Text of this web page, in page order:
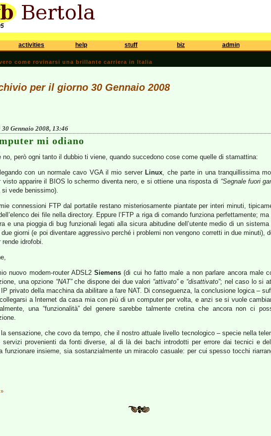
activities help stuff biz admin
come rovinarsi una brillante carriera in Italia
per il giorno 30 Gennaio 2008
Gennaio 2008, 13:46
mi odiano
no, però ogni tanto il dubbio ti viene, quando succedono cose come quelle di stamattina:
con un normale cavo VGA il mio server Linux, che parte in una tranquillissima
visto apparire il BIOS lo schermo diventa nero, e si ottiene una risposta di “Segnale fuori
si vede benissimo).
connessioni FTP dal portatile restano misteriosamente piantate per interi minuti,
dei file nella directory. Eppure l’FTP a riga di comando funziona perfettamente;
e una pioggia di bug funzionali legati alla sicura abitudine dell’utente medio di un
giorni (e poi diventare aggressivo perché i problemi non vengono corretti in due minuti),
rende idrofobi.
nuovo modem-router ADSL2Siemens (di cui ho fatto male a non parlare ancora male
una opzione “NAT”che dispone dei due valori “attivato”e “disattivato”; nel caso lo si
IP privato della macchina da abilitare a fare NAT. Di conseguenza, la conclusione logica –
a Internet da casa mia con più di un computer per volta, e anzi se si vuole
una “funzionalità” del genere sarebbe talmente cretina che ancora non ci
la sensazione, che covo da tempo, che il nostro attuale livello tecnologico – specie nella
servizi provenienti da fonti diverse, al di là dei bachi introdotti per errore dai tecnici e
funzionare insieme, sia sostanzialmente un miracolo casuale: per cui spesso tocchi